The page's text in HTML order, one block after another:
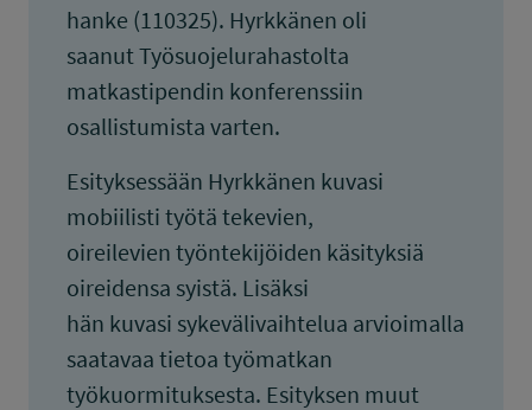
hanke (110325). Hyrkkänen oli
saanut Työsuojelurahastolta
matkastipendin konferenssiin
osallistumista varten.
Esityksessään Hyrkkänen kuvasi
mobiilisti työtä tekevien,
oireilevien työntekijöiden käsityksiä
oireidensa syistä. Lisäksi
hän kuvasi sykevälivaihtelua arvioimalla
saatavaa tietoa työmatkan
työkuormituksesta. Esityksen muut